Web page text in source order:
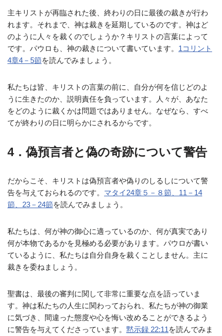
主キリストが再臨された後、終わりの日に最後の裁きが行わ
れます。それまで、神は裁きを延期しているのです。神はど
のように人々を裁くのでしょうか？キリストの言葉によって
です。パウロも、神の裁きについて書いています。 1コリント
4章4－5節を読んでみましょう。
私たちは皆、キリストの言葉の前に、自分が何を信じどのよ
うに生きたのか、説明責任を負っています。人々が、あなた
をどのように裁くかは問題ではありません。なぜなら、すべ
てが終わりの日に明らかにされるからです。
4．偽預言者と偽の奇跡について警告
だからこそ、キリストは偽預言者や偽りのしるしについて警
告を与えておられるのです。 マタイ24章５－８節、11－14
節、23－24節を読んでみましょう。
私たちは、何が神の御心に適っているのか、何が真実であり
何が本物であるかを見極める必要があります。パウロが書い
ているように、私たちは自分自身を裁くことしません。主に
裁きを委ねましょう。
聖書は、最後の審判に関して非常に重要な点を語っていま
す。神は私たちの人生に関わっておられ、私たちが神の御業
に気づき、間違った態度や心を悔い改めることができるよう
に警告を与えてくださっています。 黙示録 22:11を読んでみま